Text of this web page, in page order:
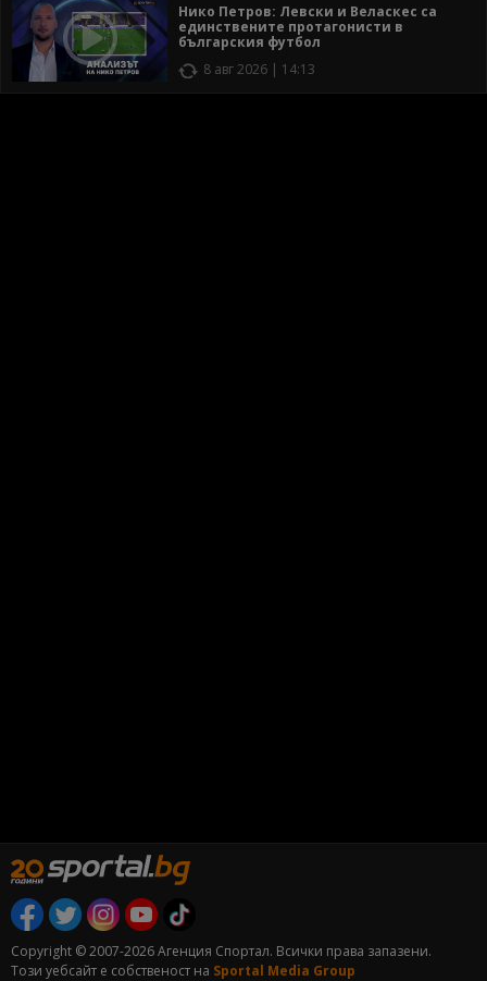
Нико Петров: Левски и Веласкес са
единствените протагонисти в
българския футбол
8 авг 2026 | 14:13
Copyright © 2007-2026 Агенция Спортал. Всички права запазени.
Този уебсайт е собственост на Sportal Media Group